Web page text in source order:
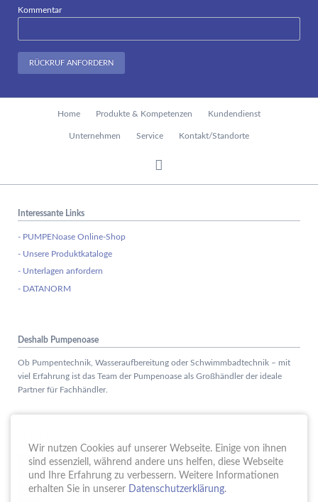
Kommentar
RÜCKRUF ANFORDERN
Home Produkte & Kompetenzen Kundendienst
Unternehmen Service Kontakt/Standorte
Interessante Links
- PUMPENoase Online-Shop
- Unsere Produktkataloge
- Unterlagen anfordern
- DATANORM
Deshalb Pumpenoase
Ob Pumpentechnik, Wasseraufbereitung oder Schwimmbadtechnik – mit
viel Erfahrung ist das Team der Pumpenoase als Großhändler der ideale
Partner für Fachhändler.
15. Schule trifft Wirtschaft bei der PUMPENoase!
18. Vortrag IT-Sicherheit
Wir nutzen Cookies auf unserer Webseite. Einige von ihnen
sind essenziell, während andere uns helfen, diese Webseite
und Ihre Erfahrung zu verbessern. Weitere Informationen
erhalten Sie in unserer Datenschutzerklärung.